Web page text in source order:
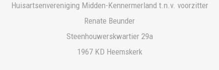
Huisartsenvereniging Midden-Kennermerland t.n.v. voorzitter
Renate Beunder
Steenhouwerskwartier 29a
1967 KD Heemskerk